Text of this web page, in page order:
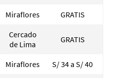
Miraflores GRATIS
Cercado
de Lima
GRATIS
Miraflores S/ 34 a S/ 40